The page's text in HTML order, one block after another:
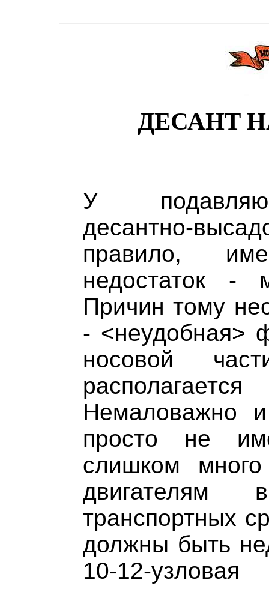
ДЕСАНТ
У
десантно-
правило,
недостаток -
Причин тому
- <неудобная>
носовой
Немаловажно
просто не
слишком
двигателям
транспортных
должны быть
10-12-узловая